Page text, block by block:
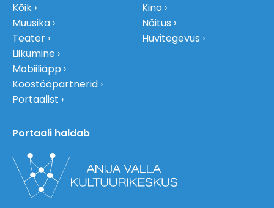
Kõik
Muusika
Teater
Liikumine
Kino
Näitus
Huvitegevus
Mobiiliäpp
Koostööpartnerid
Portaalist
Portaali haldab